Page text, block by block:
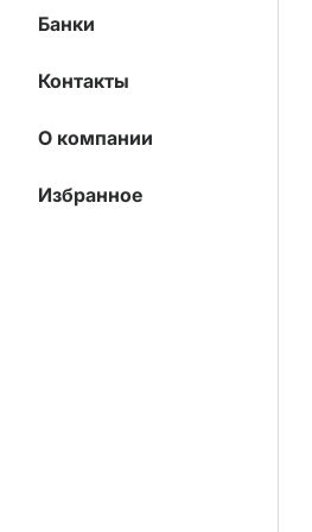
Банки
Контакты
О компании
Избранное